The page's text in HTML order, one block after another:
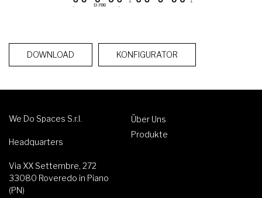
DOWNLOAD KONFIGURATOR
We Do Spaces S.r.l.
Headquarters
Via XX Settembre, 272
33080 Roveredo in Piano
(PN)
Über Uns
Produkte